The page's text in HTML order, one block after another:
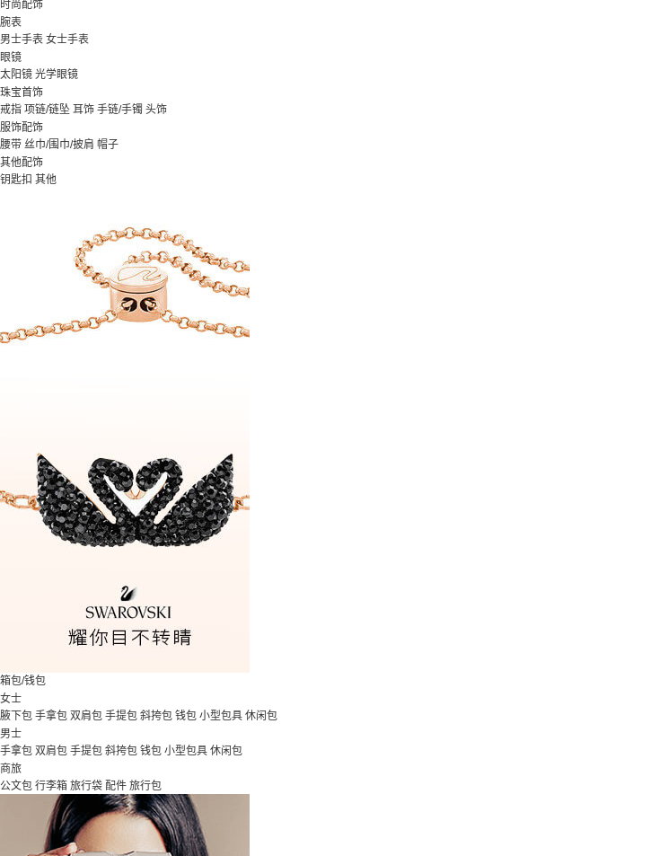
时尚配饰
腕表
男士手表 女士手表
眼镜
太阳镜 光学眼镜
珠宝首饰
戒指 项链/链坠 耳饰 手链/手镯 头饰
服饰配饰
腰带 丝巾/围巾/披肩 帽子
其他配饰
钥匙扣 其他
箱包/钱包
女士
腋下包 手拿包 双肩包 手提包 斜挎包 钱包 小型包具 休闲包
男士
手拿包 双肩包 手提包 斜挎包 钱包 小型包具 休闲包
商旅
公文包 行李箱 旅行袋 配件 旅行包